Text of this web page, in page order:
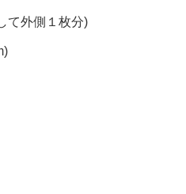
て外側１枚分)